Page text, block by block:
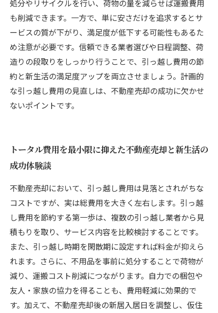
処分やリサイクルを行い、荷物の量を減らせば運搬費用
も削減できます。一方で、単に安さだけを追求するとサ
ービスの質が下がり、満足度が低下する可能性もあるた
め注意が必要です。信頼できる業者選びや日程調整、荷
造りの段取りをしっかり行うことで、引っ越し費用の節
約と新生活の満足度アップを両立させましょう。計画的
な引っ越し費用の見直しは、不動産売却の成功に欠かせ
ないポイントです。
トータル費用を最小限に抑えた不動産売却と新生活の
成功体験談
不動産売却において、引っ越し費用は見落とされがちな
コストですが、実は総費用を大きく左右します。引っ越
し費用を節約する第一歩は、複数の引っ越し業者から見
積もりを取り、サービス内容を比較検討することです。
また、引っ越し時期を閑散期に設定すれば料金が抑えら
れます。さらに、不用品を事前に処分することで荷物が
減り、運搬コスト削減につながります。自力での梱包や
友人・家族の協力を得ることも、費用軽減に効果的で
す。加えて、不動産売却後の新居入居日を調整し、仮住